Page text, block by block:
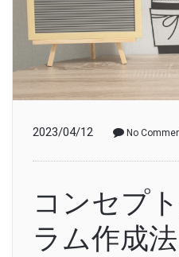
2023/04/12 No
コンセプ
ラム作成